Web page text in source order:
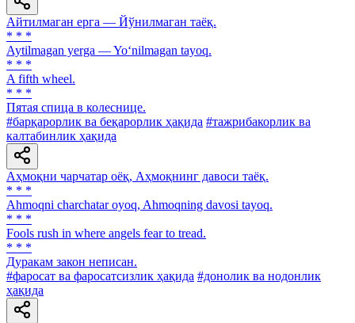
Айтилмаган ерга — Йўнилмаган таёқ.
* * *
Aytilmagan yerga — Yo‘nilmagan tayoq.
* * *
A fifth wheel.
* * *
Пятая спица в колеснице.
#барқарорлик ва беқарорлик ҳақида #тажрибакорлик ва
калтабинлик ҳақида
Аҳмоқни чарчатар оёқ, Аҳмоқнинг давоси таёқ.
* * *
Ahmoqni charchatar oyoq, Ahmoqning davosi tayoq.
* * *
Fools rush in where angels fear to tread.
* * *
Дуракам закон неписан.
#фаросат ва фаросатсизлик ҳақида #донолик ва нодонлик
ҳақида